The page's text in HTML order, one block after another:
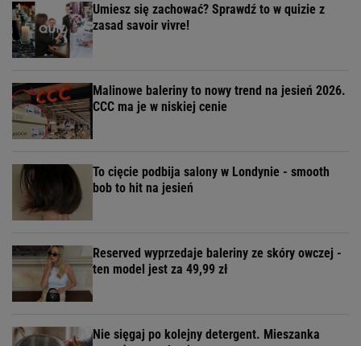
Umiesz się zachować? Sprawdź to w quizie z
zasad savoir vivre!
Malinowe baleriny to nowy trend na jesień 2026.
CCC ma je w niskiej cenie
To cięcie podbija salony w Londynie - smooth
bob to hit na jesień
Reserved wyprzedaje baleriny ze skóry owczej -
ten model jest za 49,99 zł
Nie sięgaj po kolejny detergent. Mieszanka